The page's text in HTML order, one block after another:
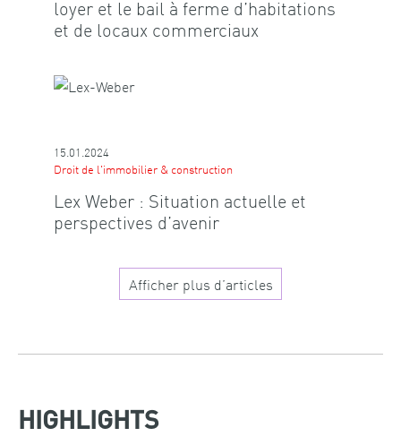
loyer et le bail à ferme d’habitations
et de locaux commerciaux
15.01.2024
Droit de l'immobilier & construction
Lex Weber : Situation actuelle et
perspectives d’avenir
Afficher plus d’articles
HIGHLIGHTS